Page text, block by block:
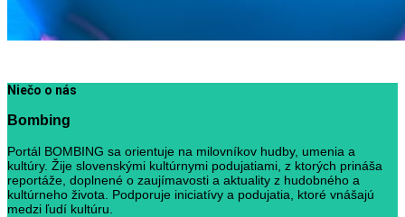
Niečo o nás
Bombing
Portál BOMBING sa orientuje na milovníkov hudby, umenia a
kultúry. Žije slovenskými kultúrnymi podujatiami, z ktorých prináša
reportáže, doplnené o zaujímavosti a aktuality z hudobného a
kultúrneho života. Podporuje iniciatívy a podujatia, ktoré vnášajú
medzi ľudí kultúru.